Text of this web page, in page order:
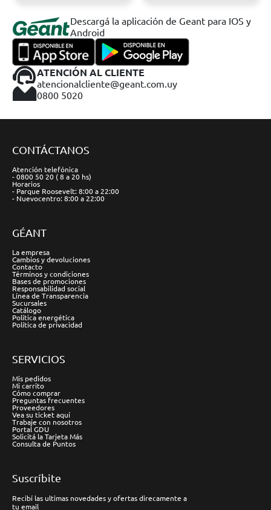
Descargá la aplicación de Geant para IOS y
Android
ATENCIÓN AL CLIENTE
atencionalcliente@geant.com.uy
0800 5020
CONTÁCTANOS
Atención telefónica
- 0800 50 20 ( 8 a 20 hs)
Horarios
- Parque Roosevelt: 8:00 a 22:00
- Nuevocentro: 8:00 a 22:00
GÉANT
La empresa
Cambios y devoluciones
Contacto
Términos y condiciones
Bases de promociones
Responsabilidad social
Línea de Transparencia
Sucursales
Catálogo
Política energética
Política de privacidad
SERVICIOS
Mis pedidos
Mi carrito
Cómo comprar
Preguntas frecuentes
Proveedores
Vea su ticket aquí
Trabaje con nosotros
Portal GDU
Solicitá la Tarjeta Más
Consulta de Puntos
Suscríbite
Recibí las ultimas novedades y ofertas direcamente a
tu email